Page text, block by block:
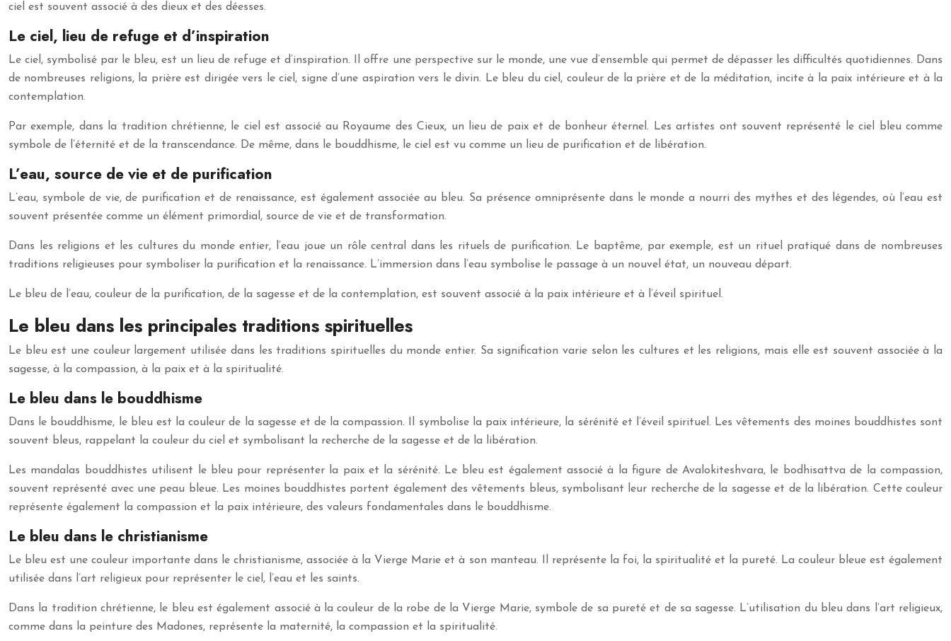
ciel est souvent associé à des dieux et des déesses.
Le ciel, lieu de refuge et d’inspiration
Le ciel, symbolisé par le bleu, est un lieu de refuge et d’inspiration. Il offre une perspective sur le monde, une vue d’ensemble qui permet de dépasser les difficultés quotidiennes. Dans
de nombreuses religions, la prière est dirigée vers le ciel, signe d’une aspiration vers le divin. Le bleu du ciel, couleur de la prière et de la méditation, incite à la paix intérieure et à la
contemplation.
Par exemple, dans la tradition chrétienne, le ciel est associé au Royaume des Cieux, un lieu de paix et de bonheur éternel. Les artistes ont souvent représenté le ciel bleu comme
symbole de l’éternité et de la transcendance. De même, dans le bouddhisme, le ciel est vu comme un lieu de purification et de libération.
L’eau, source de vie et de purification
L’eau, symbole de vie, de purification et de renaissance, est également associée au bleu. Sa présence omniprésente dans le monde a nourri des mythes et des légendes, où l’eau est
souvent présentée comme un élément primordial, source de vie et de transformation.
Dans les religions et les cultures du monde entier, l’eau joue un rôle central dans les rituels de purification. Le baptême, par exemple, est un rituel pratiqué dans de nombreuses
traditions religieuses pour symboliser la purification et la renaissance. L’immersion dans l’eau symbolise le passage à un nouvel état, un nouveau départ.
Le bleu de l’eau, couleur de la purification, de la sagesse et de la contemplation, est souvent associé à la paix intérieure et à l’éveil spirituel.
Le bleu dans les principales traditions spirituelles
Le bleu est une couleur largement utilisée dans les traditions spirituelles du monde entier. Sa signification varie selon les cultures et les religions, mais elle est souvent associée à la
sagesse, à la compassion, à la paix et à la spiritualité.
Le bleu dans le bouddhisme
Dans le bouddhisme, le bleu est la couleur de la sagesse et de la compassion. Il symbolise la paix intérieure, la sérénité et l’éveil spirituel. Les vêtements des moines bouddhistes sont
souvent bleus, rappelant la couleur du ciel et symbolisant la recherche de la sagesse et de la libération.
Les mandalas bouddhistes utilisent le bleu pour représenter la paix et la sérénité. Le bleu est également associé à la figure de Avalokiteshvara, le bodhisattva de la compassion,
souvent représenté avec une peau bleue. Les moines bouddhistes portent également des vêtements bleus, symbolisant leur recherche de la sagesse et de la libération. Cette couleur
représente également la compassion et la paix intérieure, des valeurs fondamentales dans le bouddhisme.
Le bleu dans le christianisme
Le bleu est une couleur importante dans le christianisme, associée à la Vierge Marie et à son manteau. Il représente la foi, la spiritualité et la pureté. La couleur bleue est également
utilisée dans l’art religieux pour représenter le ciel, l’eau et les saints.
Dans la tradition chrétienne, le bleu est également associé à la couleur de la robe de la Vierge Marie, symbole de sa pureté et de sa sagesse. L’utilisation du bleu dans l’art religieux,
comme dans la peinture des Madones, représente la maternité, la compassion et la spiritualité.